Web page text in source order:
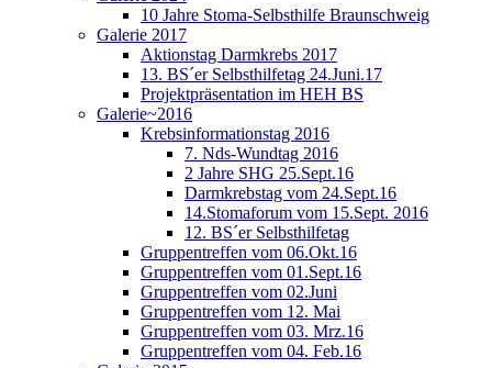
10 Jahre Stoma-Selbsthilfe Braunschweig
Galerie 2017
Aktionstag Darmkrebs 2017
13. BS´er Selbsthilfetag 24.Juni.17
Projektpräsentation im HEH BS
Galerie~2016
Krebsinformationstag 2016
7. Nds-Wundtag 2016
2 Jahre SHG 25.Sept.16
Darmkrebstag vom 24.Sept.16
14.Stomaforum vom 15.Sept. 2016
12. BS´er Selbsthilfetag
Gruppentreffen vom 06.Okt.16
Gruppentreffen vom 01.Sept.16
Gruppentreffen vom 02.Juni
Gruppentreffen vom 12. Mai
Gruppentreffen vom 03. Mrz.16
Gruppentreffen vom 04. Feb.16